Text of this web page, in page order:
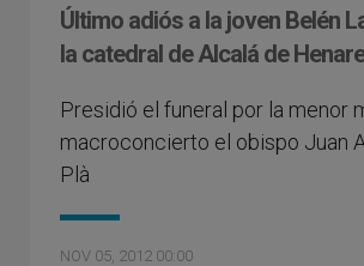
Último adiós a la joven Belén
la catedral de Alcalá de
Presidió el funeral por la menor
macroconcierto el obispo Juan
Plà
NOV 05, 2012 00:00